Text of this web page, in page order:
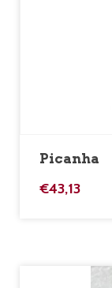
Picanha
€43,13